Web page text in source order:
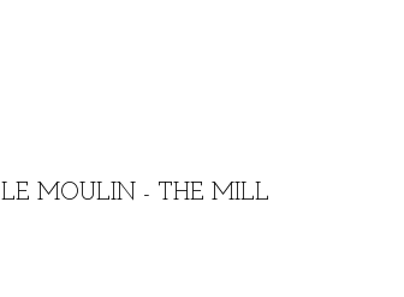
LE MOULIN - THE MILL